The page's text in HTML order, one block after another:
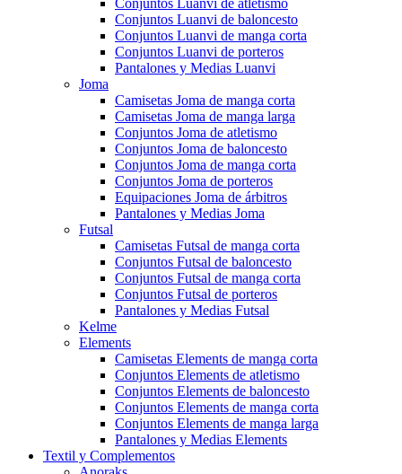
Conjuntos Luanvi de atletismo
Conjuntos Luanvi de baloncesto
Conjuntos Luanvi de manga corta
Conjuntos Luanvi de porteros
Pantalones y Medias Luanvi
Joma
Camisetas Joma de manga corta
Camisetas Joma de manga larga
Conjuntos Joma de atletismo
Conjuntos Joma de baloncesto
Conjuntos Joma de manga corta
Conjuntos Joma de porteros
Equipaciones Joma de árbitros
Pantalones y Medias Joma
Futsal
Camisetas Futsal de manga corta
Conjuntos Futsal de baloncesto
Conjuntos Futsal de manga corta
Conjuntos Futsal de porteros
Pantalones y Medias Futsal
Kelme
Elements
Camisetas Elements de manga corta
Conjuntos Elements de atletismo
Conjuntos Elements de baloncesto
Conjuntos Elements de manga corta
Conjuntos Elements de manga larga
Pantalones y Medias Elements
Textil y Complementos